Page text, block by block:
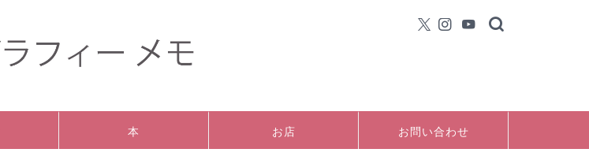
本 お店 お問い合わせ